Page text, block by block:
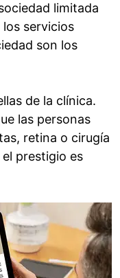
limitada
los servicios
son los
de la clínica.
las personas
retina o cirugía
prestigio es